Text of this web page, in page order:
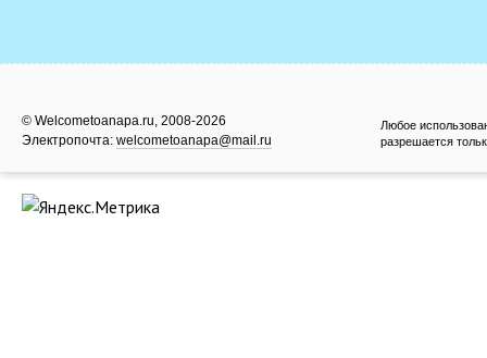
© Welcometoanapa.ru, 2008-2026
Электропочта: welcometoanapa@mail.ru
Любое
разрешается